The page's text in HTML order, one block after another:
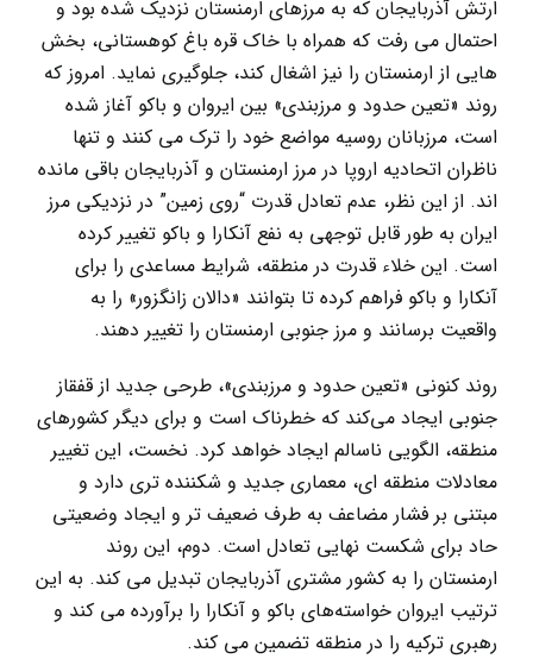
ارتش آذربایجان که به مرزهای ارمنستان نزدیک شده بود و
احتمال می رفت که همراه با خاک قره باغ کوهستانی، بخش
هایی از ارمنستان را نیز اشغال کند، جلوگیری نماید. امروز که
روند «تعین حدود و مرزبندی» بین ایروان و باکو آغاز شده
است، مرزبانان روسیه مواضع خود را ترک می کنند و تنها
ناظران اتحادیه اروپا در مرز ارمنستان و آذربایجان باقی مانده
اند. از این نظر، عدم تعادل قدرت “روی زمین” در نزدیکی مرز
ایران به طور قابل توجهی به نفع آنکارا و باکو تغییر کرده
است. این خلاء قدرت در منطقه، شرایط مساعدی را برای
آنکارا و باکو فراهم کردہ تا بتوانند «دالان زانگزور» را به
واقعیت برسانند و مرز جنوبی ارمنستان را تغییر دهند.
روند کنونی «تعین حدود و مرزبندی»، طرحی جدید از قفقاز
جنوبی ایجاد می‌کند که خطرناک است و برای دیگر کشورهای
منطقه، الگویی ناسالم ایجاد خواهد کرد. نخست، این تغییر
معادلات منطقه ای، معماری جدید و شکننده تری دارد و
مبتنی بر فشار مضاعف به طرف ضعیف تر و ایجاد وضعیتی
حاد برای شکست نهایی تعادل است. دوم، این روند
ارمنستان را به کشور مشتری آذربایجان تبدیل می کند. به این
ترتیب ایروان خواسته‌های باکو و آنکارا را برآورده می کند و
رهبری ترکیه را در منطقه تضمین می کند.